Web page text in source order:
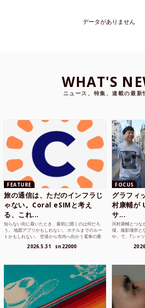
データがありません
WHAT'S
ニュース、特集、連載の最新
FEATURE
旅の通信は、ただのインフラじ
ゃない。Coral eSIMと考え
る、これ...
知らない街に着いたとき、最初に開くのは何だろ
う。 地図アプリかもしれない。 ホテルまでのルー
トかもしれない。 空港から市内へ向かう電車の乗
2026.5.31 sn22000
FOCUS
グラフィ
村康輔が
サ...
河村康輔とつな
場。撮影場所と
や」で、Tシャ